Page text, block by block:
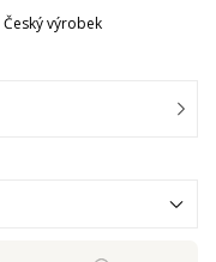
Český výrobek